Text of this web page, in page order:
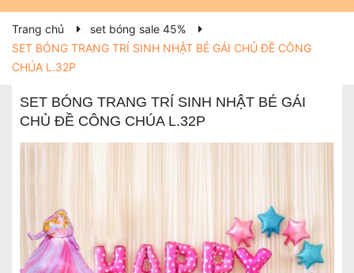
Trang chủ
set bóng sale 45%
SET BÓNG TRANG TRÍ SINH NHẬT BÉ GÁI CHỦ ĐỀ CÔNG
CHÚA L.32P
SET BÓNG TRANG TRÍ SINH NHẬT BÉ GÁI
CHỦ ĐỀ CÔNG CHÚA L.32P